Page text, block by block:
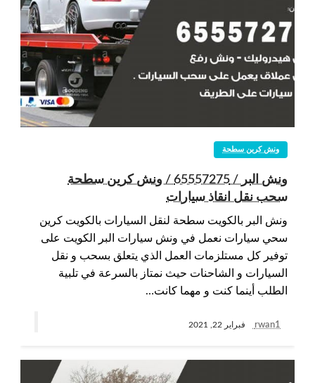
ونش كرين سطحة
ونش البر / 65557275 / ونش كرين سطحة
سحب نقل انقاذ سيارات
ونش البر بالكويت سطحة لنقل السيارات بالكويت كرين
سحي سيارات نعمل في ونش سيارات البر الكويت على
توفير كل مستلزمات العمل الذي يتعلق بسحب و نقل
السيارات و الشاحنات حيث نمتاز بالسرعة في تلبية
الطلب أينما كنت و مهما كانت…
rwan1 فبراير 22, 2021